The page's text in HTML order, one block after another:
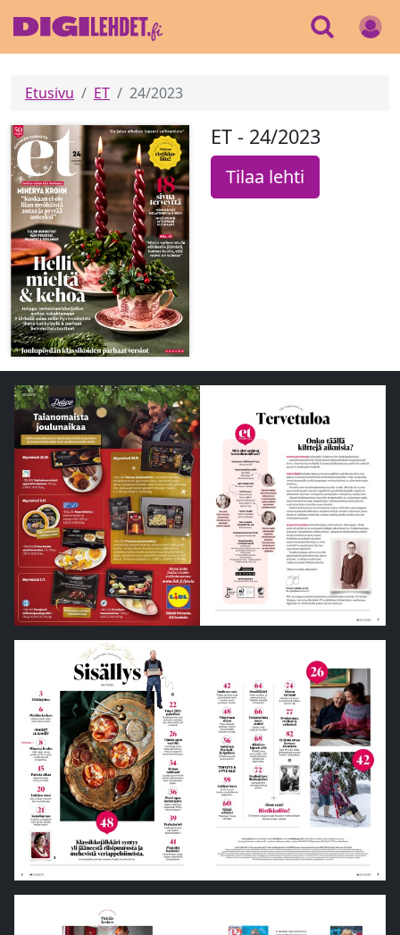
Etusivu ET 24/2023
ET - 24/2023
Tilaa lehti